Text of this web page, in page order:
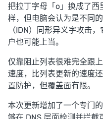
把拉丁字母「o」换成了
样，但电脑会认为是不同
（IDN）同形异义字攻击
户也可能上当。
仅靠阻止列表很难完全跟
速度，比列表更新的速度
置防护，但覆盖面有限。
本次更新增加了一个专门